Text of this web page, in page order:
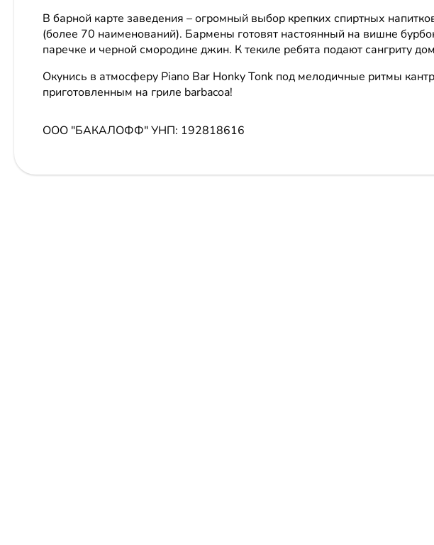
В барной карте заведения – огромный выбор крепких спиртных
(более 70 наименований). Бармены готовят настоянный на вишне
паречке и черной смородине джин. К текиле ребята подают сангриту
Окунись в атмосферу Piano Bar Honky Tonk под мелодичные ритмы
приготовленным на гриле barbacoa!
ООО "БАКАЛОФФ"УНП: 192818616